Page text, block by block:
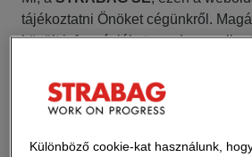
tájékoztatni Önöket cégünkről.
közölt információkat gondosan
ellenére még mi is követhetünk el
teljességre, helyességre és
összes információ ezért előzetes
Különböző cookie-kat használunk,